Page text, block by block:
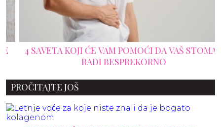
4 SAVETA KOJI ĆE VAM POMOĆI DA VAŠ STOMAK
RADI BESPREKORNO
PROČITAJTE JOŠ